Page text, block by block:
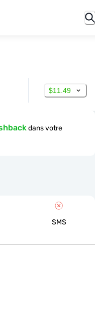
$11.49
dans votre
SMS